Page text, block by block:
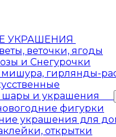
УКРАШЕНИЯ
веточки, ягоды
и Снегурочки
гирлянды-
шары и украшения
фигурки
украшения для
открытки